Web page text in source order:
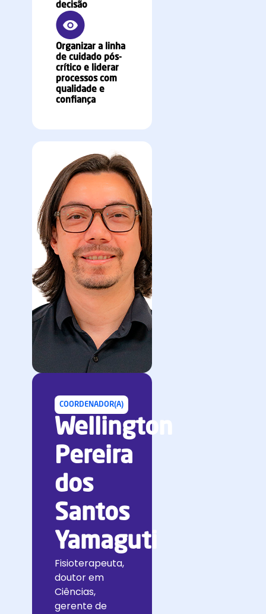
decisão
Organizar a linha
de cuidado pós-
crítico e liderar
processos com
qualidade e
confiança
COORDENADOR(A)
Wellington
Pereira
dos
Santos
Yamaguti
Fisioterapeuta,
doutor em
Ciências,
gerente de